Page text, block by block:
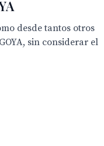
desde tantos otros
sin considerar el